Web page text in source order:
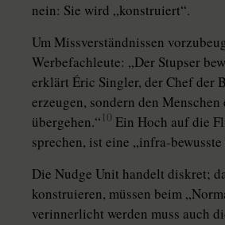
nein: Sie wird „konstruiert“.
Um Missverständnissen
Werbefachleute: „Der Stupser
erklärt Éric Singler, der Chef der
erzeugen, sondern den
übergehen.“ 10 Ein Hoch auf die
sprechen, ist eine „infra-
Die Nudge Unit handelt diskret;
konstruieren, müssen beim
verinnerlicht werden muss auch